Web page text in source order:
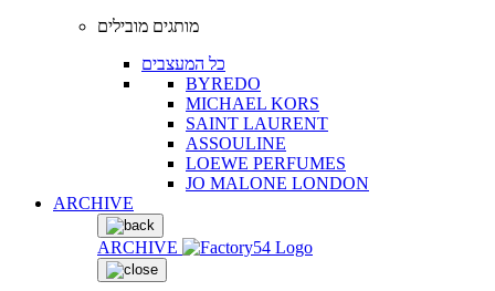
מותגים מובילים
כל המעצבים
BYREDO
MICHAEL KORS
SAINT LAURENT
ASSOULINE
LOEWE PERFUMES
JO MALONE LONDON
ARCHIVE
ARCHIVE